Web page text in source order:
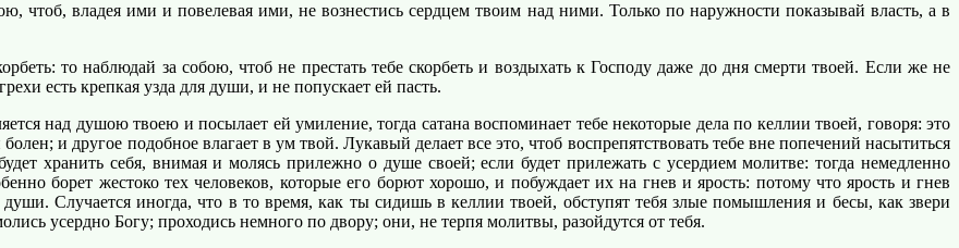
чтоб, владея ими и повелевая ими, не вознестись сердцем твоим над ними. Только по наружности показывай власть, а в
то наблюдай за собою, чтоб не престать тебе скорбеть и воздыхать к Господу даже до дня смерти твоей. Если же не
есть крепкая узда для души, и не попускает ей пасть.
над душою твоею и посылает ей умиление, тогда сатана воспоминает тебе некоторые дела по келлии твоей, говоря: это
и другое подобное влагает в ум твой. Лукавый делает все это, чтоб воспрепятствовать тебе вне попечений насытиться
хранить себя, внимая и молясь прилежно о душе своей; если будет прилежать с усердием молитве: тогда немедленно
борет жестоко тех человеков, которые его борют хорошо, и побуждает их на гнев и ярость: потому что ярость и гнев
Случается иногда, что в то время, как ты сидишь в келлии твоей, обступят тебя злые помышления и бесы, как звери
усердно Богу; проходись немного по двору; они, не терпя молитвы, разойдутся от тебя.